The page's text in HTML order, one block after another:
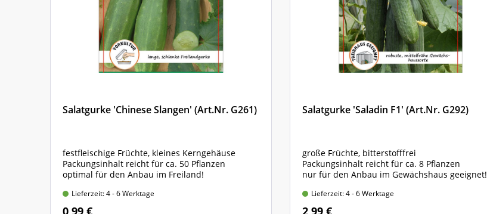
Salatgurke 'Chinese Slangen' (Art.Nr. G261)
festfleischige Früchte, kleines Kerngehäuse
Packungsinhalt reicht für ca. 50 Pflanzen
optimal für den Anbau im Freiland!
Lieferzeit: 4 - 6 Werktage
0,99 €
Salatgurke 'Saladin F1' (Art.Nr. G292)
große Früchte, bitterstofffrei
Packungsinhalt reicht für ca. 8 Pflanzen
nur für den Anbau im Gewächshaus geeignet!
Lieferzeit: 4 - 6 Werktage
2,99 €